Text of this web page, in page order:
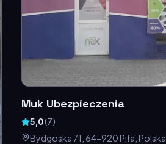
Muk Ubezpieczenia
5,0(7)
Bydgoska 71, 64-920 Piła, Polska